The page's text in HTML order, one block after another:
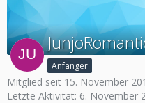
Anfänger
Mitglied seit 15. November
Letzte Aktivität: 6. November